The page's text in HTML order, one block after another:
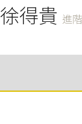
徐得貴 進